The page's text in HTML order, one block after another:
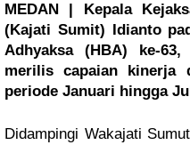
MEDAN | Kepala
(Kajati Sumit) Idianto
Adhyaksa (HBA) ke-63,
merilis capaian kinerja
periode Januari hingga
Didampingi Wakajati